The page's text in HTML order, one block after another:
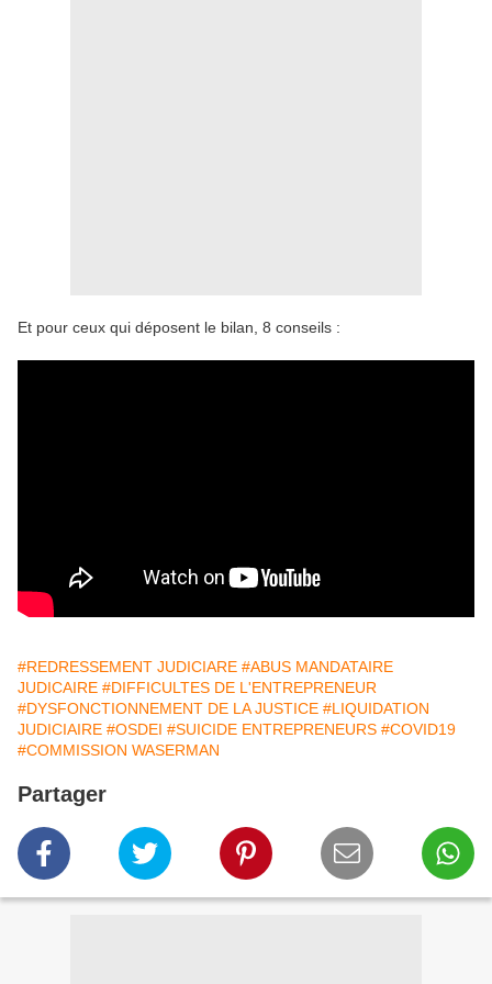
Et pour ceux qui déposent le bilan, 8 conseils :
#REDRESSEMENT JUDICIARE #ABUS MANDATAIRE
JUDICAIRE #DIFFICULTES DE L'ENTREPRENEUR
#DYSFONCTIONNEMENT DE LA JUSTICE #LIQUIDATION
JUDICIAIRE #OSDEI #SUICIDE ENTREPRENEURS #COVID19
#COMMISSION WASERMAN
Partager